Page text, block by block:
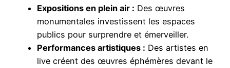
Expositions en plein air : Des œuvres
monumentales investissent les espaces
publics pour surprendre et émerveiller.
Performances artistiques : Des artistes en
live créent des œuvres éphémères devant le